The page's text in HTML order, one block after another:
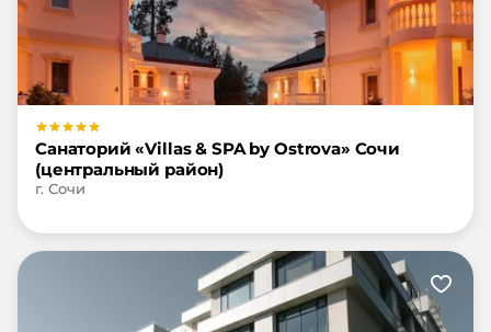
Санаторий «Villas & SPA by Ostrova» Сочи
(центральный район)
г. Сочи